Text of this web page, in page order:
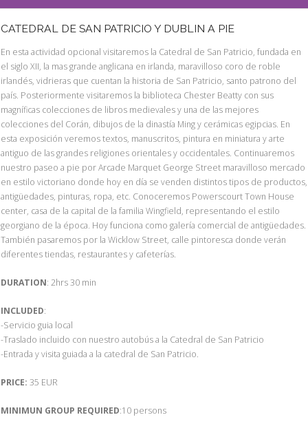
CATEDRAL DE SAN PATRICIO Y DUBLIN A PIE
En esta actividad opcional visitaremos la Catedral de San Patricio, fundada en
el siglo XII, la mas grande anglicana en irlanda, maravilloso coro de roble
irlandés, vidrieras que cuentan la historia de San Patricio, santo patrono del
país. Posteriormente visitaremos la biblioteca Chester Beatty con sus
magníficas colecciones de libros medievales y una de las mejores
colecciones del Corán, dibujos de la dinastía Ming y cerámicas egipcias. En
esta exposición veremos textos, manuscritos, pintura en miniatura y arte
antiguo de las grandes religiones orientales y occidentales. Continuaremos
nuestro paseo a pie por Arcade Marquet George Street maravilloso mercado
en estilo victoriano donde hoy en día se venden distintos tipos de productos,
antigüedades, pinturas, ropa, etc. Conoceremos Powerscourt Town House
center, casa de la capital de la familia Wingfield, representando el estilo
georgiano de la época. Hoy funciona como galería comercial de antigüedades.
También pasaremos por la Wicklow Street, calle pintoresca donde verán
diferentes tiendas, restaurantes y cafeterías.
DURATION: 2hrs 30 min
INCLUDED:
-Servicio guia local
-Traslado incluido con nuestro autobús a la Catedral de San Patricio
-Entrada y visita guiada a la catedral de San Patricio.
PRICE: 35 EUR
MINIMUN GROUP REQUIRED:10 persons